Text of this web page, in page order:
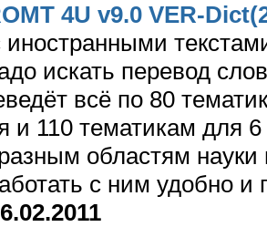
4U v9.0 VER-
иностранными
искать перевод
всё по 80
и 110 тематикам для
областям науки
с ним удобно и